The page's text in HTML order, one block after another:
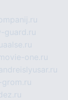
guard.ru
aalse.ru
movie-one.ru